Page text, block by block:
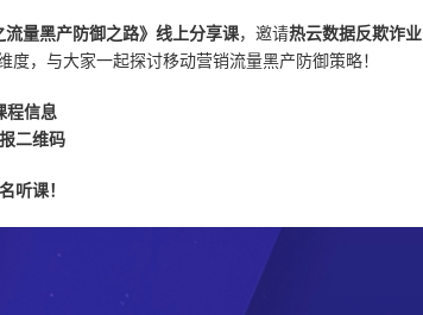
流量黑产防御之路》线上分享课，邀请热云数据反欺诈业
，与大家一起探讨移动营销流量黑产防御策略！
程信息
二维码
听课！